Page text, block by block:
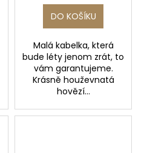
DO KOŠÍKU
Malá kabelka, která
bude léty jenom zrát, to
vám garantujeme.
Krásně houževnatá
hovězí...